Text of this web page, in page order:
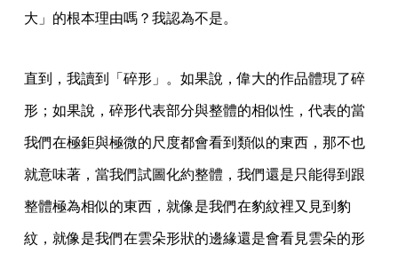
大」的根本理由嗎？我認為不是。
直到，我讀到「碎形」。如果說，偉大的作品體現了碎
形；如果說，碎形代表部分與整體的相似性，代表的當
我們在極鉅與極微的尺度都會看到類似的東西，那不也
就意味著，當我們試圖化約整體，我們還是只能得到跟
整體極為相似的東西，就像是我們在豹紋裡又見到豹
紋，就像是我們在雲朵形狀的邊緣還是會看見雲朵的形